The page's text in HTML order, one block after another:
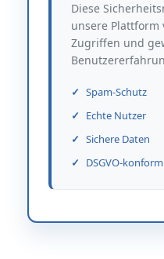
Diese
unsere
Zugriffen und
Spam-Schutz
Echte Nutzer
Sichere Daten
DSGVO-konform